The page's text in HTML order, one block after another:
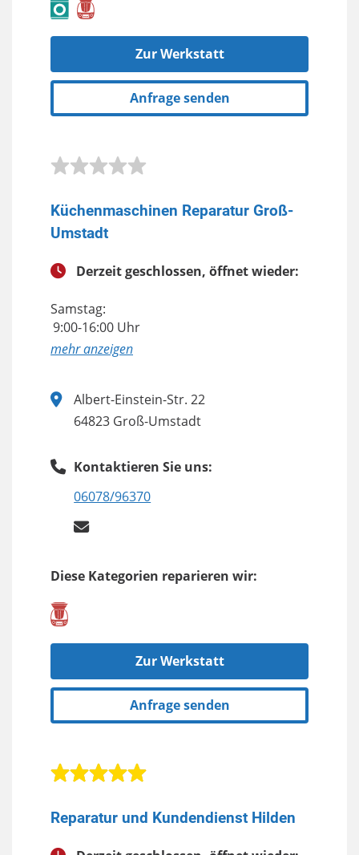
Zur Werkstatt
Anfrage senden
Küchenmaschinen Reparatur Groß-
Umstadt
Derzeit geschlossen, öffnet wieder:
Samstag:
9:00-16:00 Uhr
anzeigen
Albert-Einstein-Str. 22
64823 Groß-Umstadt
Kontaktieren Sie uns:
06078/96370
Diese Kategorien reparieren wir:
Zur Werkstatt
Anfrage senden
Reparatur und Kundendienst Hilden